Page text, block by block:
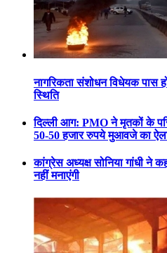
नागरिकता संशोधन विधेयक पास
स्थिति
दिल्ली आग: PMO ने मृतकों के
50-50 हजार रुपये मुआवजे का
कांग्रेस अध्यक्ष सोनिया गांधी ने
नहीं मनाएंगी